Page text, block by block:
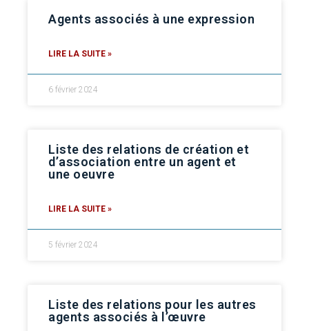
Agents associés à une expression
LIRE LA SUITE »
6 février 2024
Liste des relations de création et
d’association entre un agent et
une oeuvre
LIRE LA SUITE »
5 février 2024
Liste des relations pour les autres
agents associés à l’œuvre